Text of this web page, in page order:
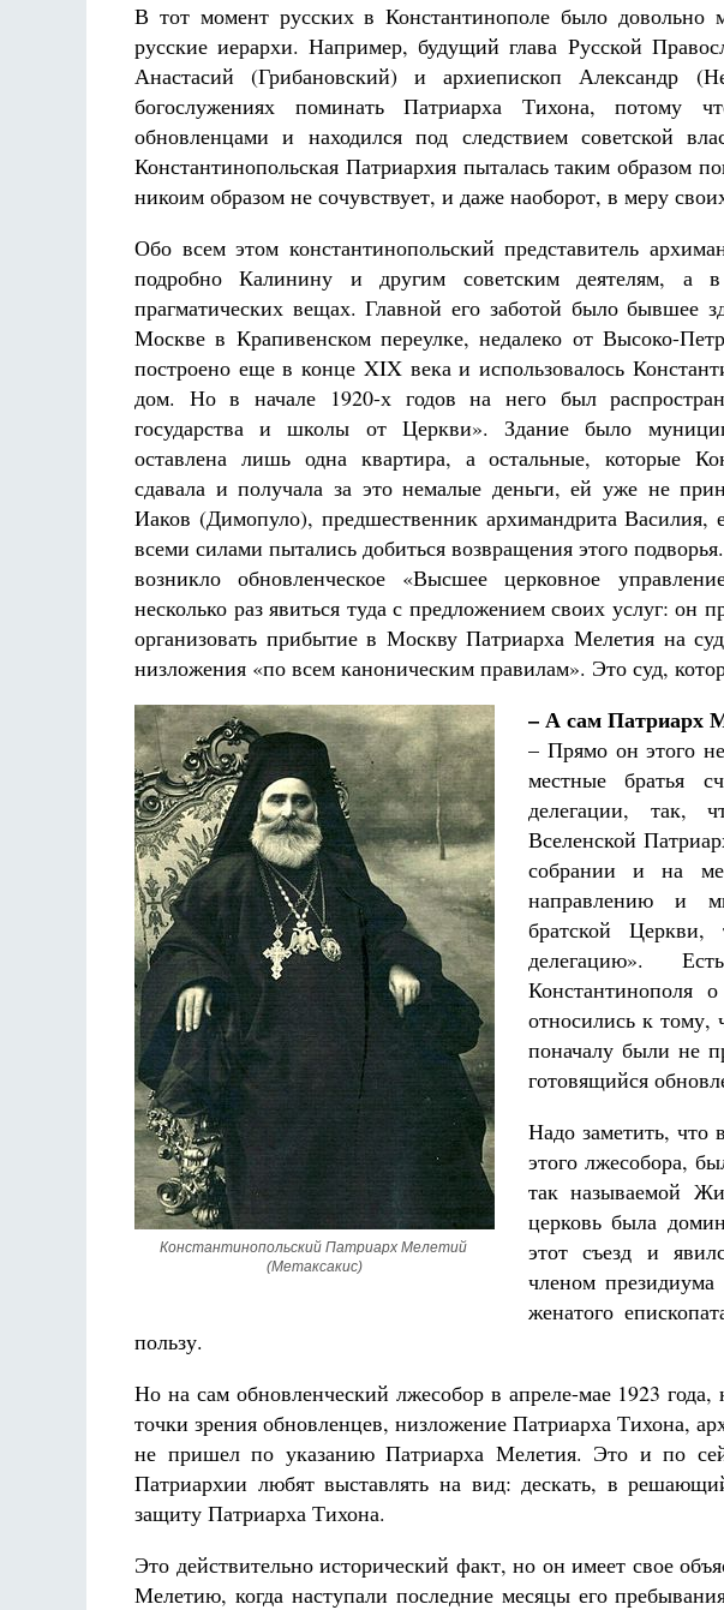
В тот момент русских в Константинополе было
русские иерархи. Например, будущий глава Русской
Анастасий (Грибановский) и архиепископ Александр
богослужениях поминать Патриарха Тихона, потому
обновленцами и находился под следствием советской
Константинопольская Патриархия пыталась таким образом
никоим образом не сочувствует, и даже наоборот, в меру
Обо всем этом константинопольский представитель
подробно Калинину и другим советским деятелям,
прагматических вещах. Главной его заботой было бывшее
Москве в Крапивенском переулке, недалеко от Высоко-
построено еще в конце XIX века и использовалось
дом. Но в начале 1920-х годов на него был
государства и школы от Церкви». Здание было
оставлена лишь одна квартира, а остальные, которые
сдавала и получала за это немалые деньги, ей уже не
Иаков (Димопуло), предшественник архимандрита
всеми силами пытались добиться возвращения этого
возникло обновленческое «Высшее церковное
несколько раз явиться туда с предложением своих услуг: он
организовать прибытие в Москву Патриарха Мелетия на
низложения «по всем каноническим правилам». Это суд,
Константинопольский Патриарх Мелетий
(Метаксакис)
– А сам Патриарх
– Прямо он этого
местные братья
делегации, так,
Вселенской
собрании и на
направлению и
братской
делегацию».
Константинополя
относились к
поначалу были не
готовящийся
Надо заметить, что
этого лжесобора,
так называемой
церковь была
этот съезд и
членом
женатого
пользу.
Но на сам обновленческий лжесобор в апреле-мае 1923
точки зрения обновленцев, низложение Патриарха Тихона,
не пришел по указанию Патриарха Мелетия. Это и по сей
Патриархии любят выставлять на вид: дескать, в
защиту Патриарха Тихона.
Это действительно исторический факт, но он имеет свое
Мелетию, когда наступали последние месяцы его